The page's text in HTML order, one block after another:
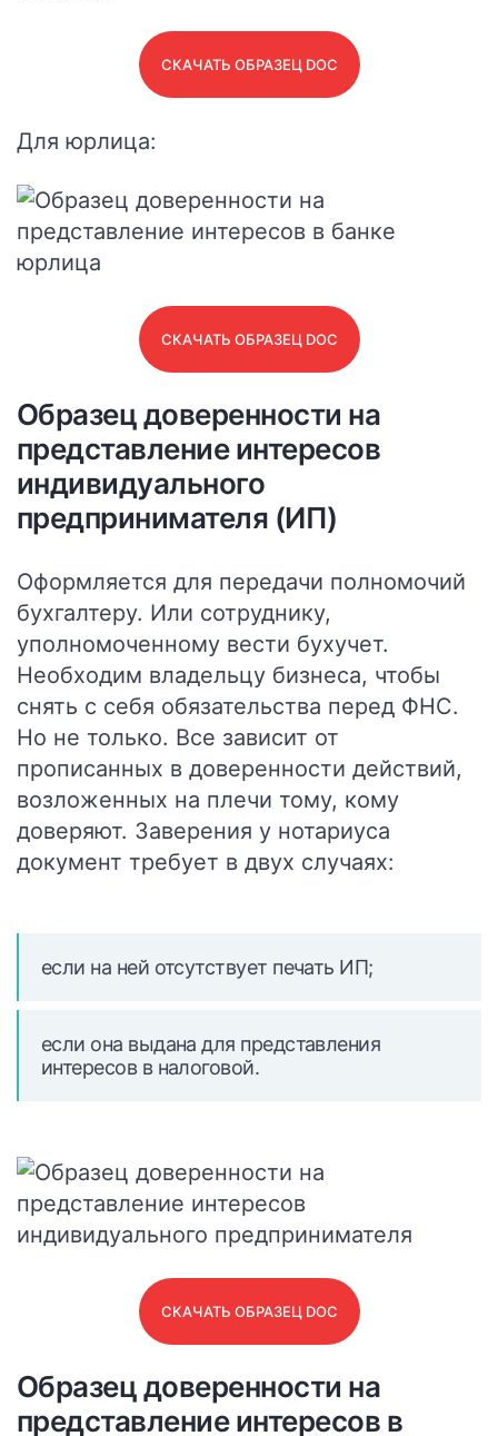
СКАЧАТЬ ОБРАЗЕЦ DOC
Для юрлица:
СКАЧАТЬ ОБРАЗЕЦ DOC
Образец доверенности на
представление интересов
индивидуального
предпринимателя (ИП)
Оформляется для передачи полномочий
бухгалтеру. Или сотруднику,
уполномоченному вести бухучет.
Необходим владельцу бизнеса, чтобы
снять с себя обязательства перед ФНС.
Но не только. Все зависит от
прописанных в доверенности действий,
возложенных на плечи тому, кому
доверяют. Заверения у нотариуса
документ требует в двух случаях:
если на ней отсутствует печать ИП;
если она выдана для представления
интересов в налоговой.
СКАЧАТЬ ОБРАЗЕЦ DOC
Образец доверенности на
представление интересов в